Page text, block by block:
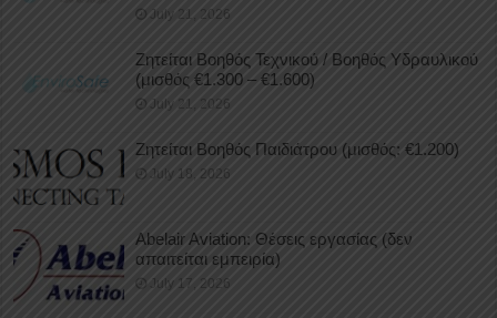
July 21, 2026
Ζητείται Βοηθός Τεχνικού / Βοηθός Υδραυλικού
(μισθός €1.300 – €1.600)
July 21, 2026
Ζητείται Βοηθός Παιδιάτρου (μισθός: €1.200)
July 18, 2026
Abelair Aviation: Θέσεις εργασίας (δεν
απαιτείται εμπειρία)
July 17, 2026